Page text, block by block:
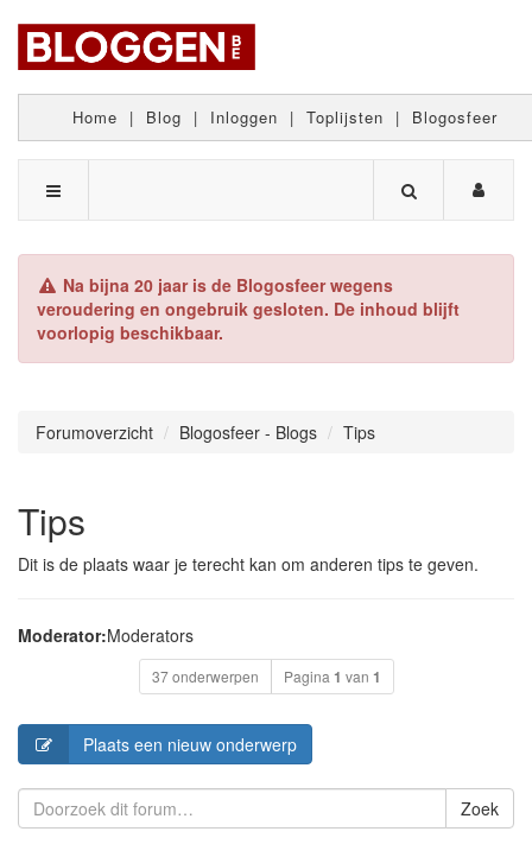
Home | Blog | Inloggen | Toplijsten | Blogosfeer
Na bijna 20 jaar is de Blogosfeer wegens
veroudering en ongebruik gesloten. De inhoud blijft
voorlopig beschikbaar.
Forumoverzicht Blogosfeer - Blogs Tips
Tips
Dit is de plaats waar je terecht kan om anderen tips te geven.
Moderator:Moderators
37 onderwerpen Pagina 1 van 1
Plaats een nieuw onderwerp
Zoek